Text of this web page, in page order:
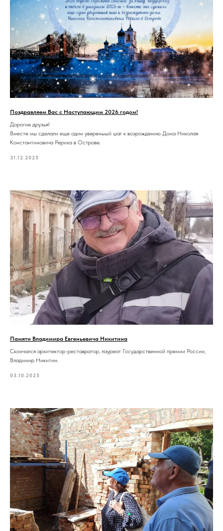
Поздравляем Вас с Наступающим 2026 годом!
Дорогие друзья!
Вместе мы сделали еще один увереныый шаг к возрождению Дома Николая
Константиновича Рериха в Острове.
31.12.2025
Памяти Владимира Евгеньевича Никитина
Скончался архитектор-реставратор, лауреат Государственной премии России,
Владимир Никитин.
03.10.2025